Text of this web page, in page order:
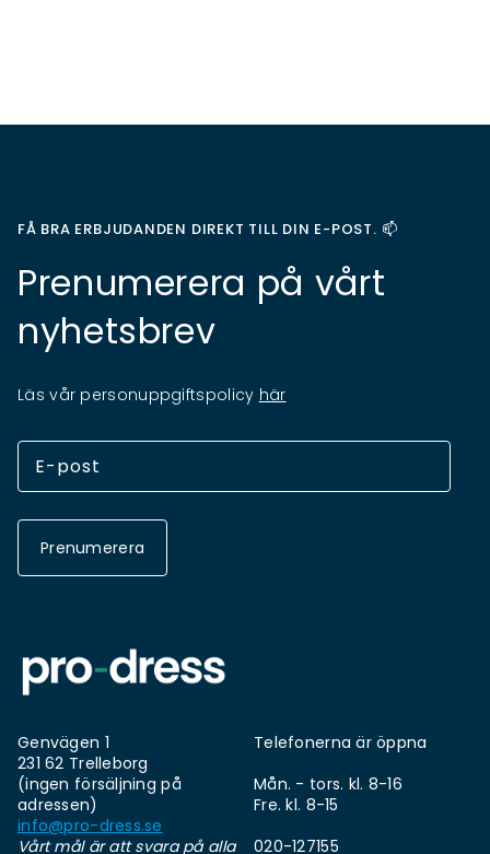
FÅ BRA ERBJUDANDEN DIREKT TILL DIN E-POST. 📫
Prenumerera på vårt
nyhetsbrev
Läs vår personuppgiftspolicy här
Prenumerera
Genvägen 1
231 62 Trelleborg
(ingen försäljning på
adressen)
info@pro-dress.se
Vårt mål är att svara på alla
Telefonerna är öppna
Mån. - tors. kl. 8-16
Fre. kl. 8-15
020-127155